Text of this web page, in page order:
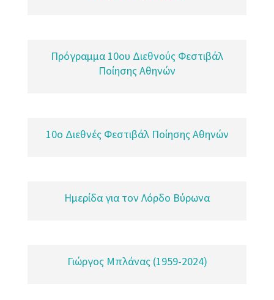
Πρόγραμμα 10ου Διεθνούς Φεστιβάλ
Ποίησης Αθηνών
10o Διεθνές Φεστιβάλ Ποίησης Αθηνών
Ημερίδα για τον Λόρδο Βύρωνα
Γιώργος Μπλάνας (1959-2024)